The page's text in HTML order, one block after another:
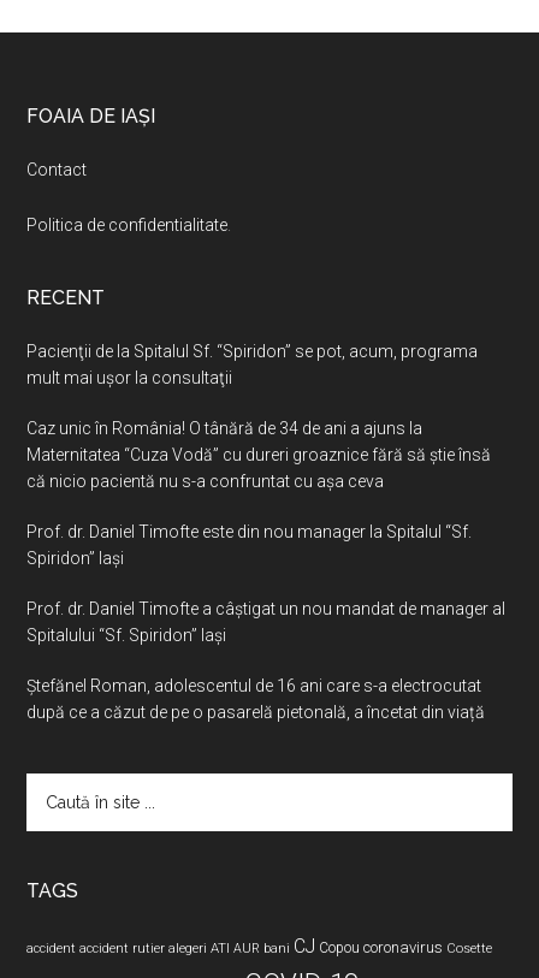
Footer
FOAIA DE IAȘI
Contact
Politica de confidentialitate
RECENT
Pacienţii de la Spitalul Sf. “Spiridon” se pot, acum, programa
mult mai uşor la consultaţii
Caz unic în România! O tânără de 34 de ani a ajuns la
Maternitatea “Cuza Vodă” cu dureri groaznice fără să ştie însă
că nicio pacientă nu s-a confruntat cu așa ceva
Prof. dr. Daniel Timofte este din nou manager la Spitalul “Sf.
Spiridon” Iaşi
Prof. dr. Daniel Timofte a câștigat un nou mandat de manager al
Spitalului “Sf. Spiridon” Iași
Ştefănel Roman, adolescentul de 16 ani care s-a electrocutat
după ce a căzut de pe o pasarelă pietonală, a încetat din viață
TAGS
accident accident rutier alegeri ATI AUR bani CJ Copou coronavirus Cosette